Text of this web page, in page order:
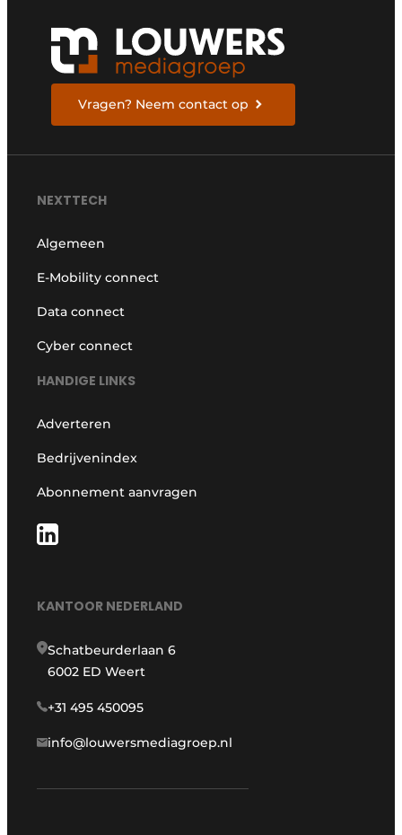
Vragen? Neem contact op
NEXTTECH
Algemeen
E-Mobility connect
Data connect
Cyber connect
HANDIGE LINKS
Adverteren
Bedrijvenindex
Abonnement aanvragen
KANTOOR NEDERLAND
Schatbeurderlaan 6
6002 ED Weert
+31 495 450095
info@louwersmediagroep.nl